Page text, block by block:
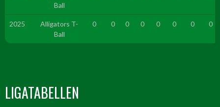
Ball
2025
Alligators T-
Ball
0 0 0 0 0 0 0 0
LIGATABELLEN